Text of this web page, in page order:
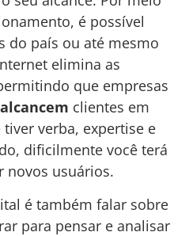
é possível
do país ou até mesmo
elimina as
que empresas
alcancem clientes em
verba, expertise e
dificilmente você terá
novos usuários.
é também falar sobre
para pensar e analisar